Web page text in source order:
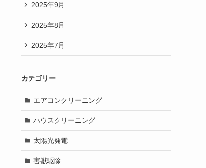
2025年9月
2025年8月
2025年7月
カテゴリー
エアコンクリーニング
ハウスクリーニング
太陽光発電
害獣駆除